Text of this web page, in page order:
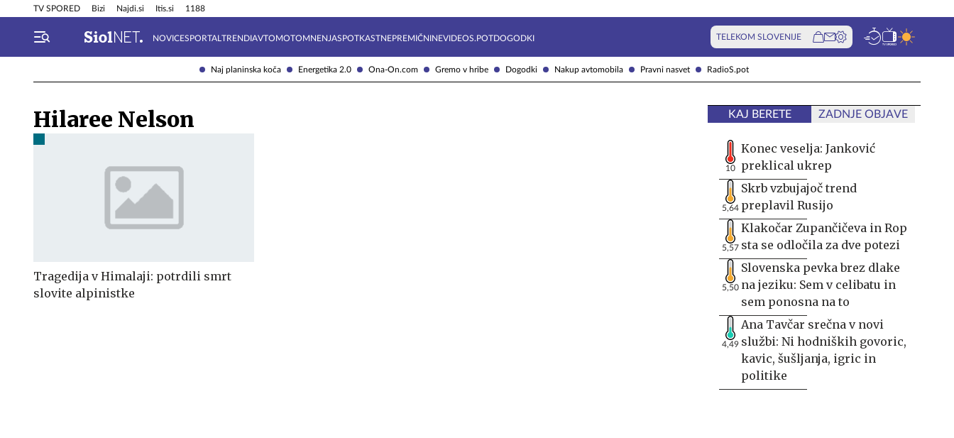
Naj planinska koča Energetika 2.0 Ona-On.com Gremo v hribe Dogodki Nakup avtomobila Pravni nasvet RadioS.pot
TV SPORED Bizi Najdi.si Itis.si 1188
NOVICESPORTAL TRENDIAVTOMOTOMNENJASPOTKASTNEPREMIČNINEVIDEOS.POTDOGODKI TELEKOM SLOVENIJE
Info in obvestila Tehnik
Hilaree Nelson
Tragedija v Himalaji: potrdili smrt
slovite alpinistke
KAJ BERETE ZADNJE OBJAVE
10
Konec veselja: Janković
preklical ukrep
5,64
Skrb vzbujajoč trend
preplavil Rusijo
5,57
Klakočar Zupančičeva in Rop
sta se odločila za dve potezi
5,50
Slovenska pevka brez dlake
na jeziku: Sem v celibatu in
sem ponosna na to
4,49
Ana Tavčar srečna v novi
službi: Ni hodniških govoric,
kavic, šušljanja, igric in
politike